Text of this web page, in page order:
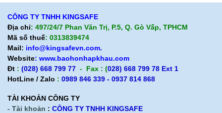
CÔNG TY TNHH KINGSAFE
Địa chỉ: 497/24/7 Phan Văn Trị, P.5, Q. Gò Vấp, TPHCM
Mã số thuế: 0313839474
Mail: info@kingsafevn.com.
Website: www.baohonhapkhau.com
Đt : (028) 668 799 77 - Fax : (028) 668 799 78 Ext 1
HotLine / Zalo : 0989 846 339 - 0937 814 868
TÀI KHOẢN CÔNG TY
- Tài khoản : CÔNG TY TNHH KINGSAFE